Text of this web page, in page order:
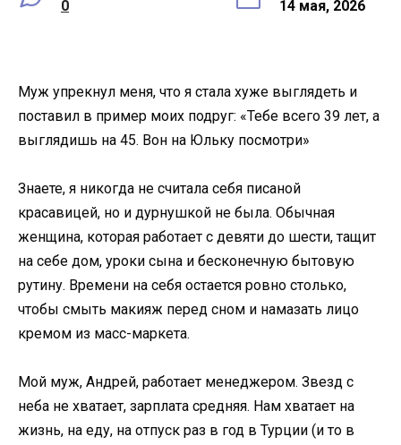
0 14 мая, 2026
Муж упрекнул меня, что я стала хуже выглядеть и
поставил в пример моих подруг: «Тебе всего 39 лет, а
выглядишь на 45. Вон на Юльку посмотри»
Знаете, я никогда не считала себя писаной
красавицей, но и дурнушкой не была. Обычная
женщина, которая работает с девяти до шести, тащит
на себе дом, уроки сына и бесконечную бытовую
рутину. Времени на себя остается ровно столько,
чтобы смыть макияж перед сном и намазать лицо
кремом из масс-маркета.
Мой муж, Андрей, работает менеджером. Звезд с
неба не хватает, зарплата средняя. Нам хватает на
жизнь, на еду, на отпуск раз в год в Турции (и то в